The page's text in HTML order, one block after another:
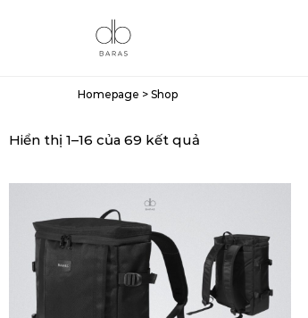
Homepage > Shop
Hiển thị 1–16 của 69 kết quả